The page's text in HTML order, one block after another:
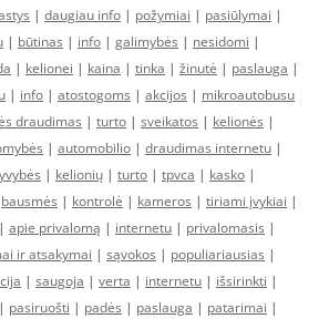
| daugiau info | požymiai | pasiūlymai |
| būtinas | info | galimybės | nesidomi |
| kelionei | kaina | tinka | žinutė | paslauga |
| info | atostogoms | akcijos | mikroautobusu
draudimas | turto | sveikatos | kelionės |
| automobilio | draudimas internetu |
| kelionių | turto | tpvca | kasko |
bausmės | kontrolė | kameros | tiriami įvykiai |
| apie privalomą | internetu | privalomasis |
ir atsakymai | sąvokos | populiariausias |
| saugoja | verta | internetu | išsirinkti |
| pasiruošti | padės | paslauga | patarimai |